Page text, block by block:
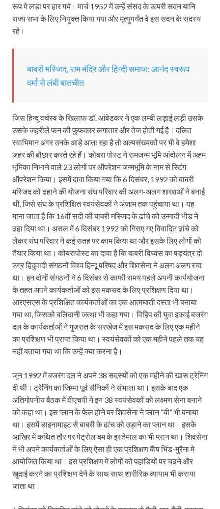
रूप मे लड़ा पर हार गये। मार्च 1952 में उन्हें संसद के ऊपरी सदन यानि
राज्य सभा के लिए नियुक्त किया गया और मृत्युपर्यंत वे इस सदन के सदस्य
रहे।
बाबरी मस्जिद, राम मंदिर और हिन्दी समाज: आनंद स्‍वरूप
वर्मा से लंबी बातचीत
जिस हिन्दू वर्चस्व के खिलाफ डॉ. आंबेडकर ने एक लम्बी लड़ाई लड़ी उसके
उसके जहरीले फन की फुफकार लगातार और तेज होती गई है। दलित
स्वाभिमान अगर उनके आड़े आता रहा है तो अल्पसंख्यकों पर भी वे हमेशा
जहर की बौछार करते रहे हैं। कोबरा पोस्ट ने रामजन्म भूमि आंदोलन में अहम
भूमिका निभाने वाले 23 लोगों पर ऑपरेशन जन्मभूमि के नाम से स्टिंग
ऑपरेशन किया। इसमें दावा किया गया कि 6 दिसंबर, 1992 को बाबरी
मस्जिद को ढहाने की योजना संघ परिवार की अलग-अलग शाखाओं ने बनाई
थी, जिसे संघ के प्रशिक्षित स्वयंसेवकों ने अंजाम तक पहुंचाया था। यह
माना जाता है कि 16वीं सदी की बाबरी मस्जिद के ढांचे को उन्मादी भीड ने
ढहा दिया था। असल में 6 दिसंबर 1992 को गिराए गए विवादित ढांचे को
लेकर संघ परिवार ने कई सतह पर काम किया था और इसके लिए लोगों को
तैयार किया था। कोबरापोस्ट का दावा है कि बाबरी विध्वंस का षड्यंत्र दो
उग्र हिंदुवादी संगठनों विश्व हिन्दू परिषद और शिवसेना ने अलग अलग रचा
था। इन दोनों संगठनों ने 6 दिसंबर से काफी समय पहले अपनी कार्ययोजना
के तहत अपने कार्यकर्ताओं को इस मकसद के लिए प्रशिक्षण दिया था।
आरएसएस के प्रशिक्षित कार्यकर्ताओं का एक आत्मघाती दस्ता भी बनाया
गया था, जिसको बलिदानी जत्था भी कहा गया। विहिप की युवा इकाई बजरंग
दल के कार्यकर्ताओं ने गुजरात के सरखेज में इस मकसद के लिए एक महीने
का प्रशिक्षण भी प्राप्त किया था। स्वयंसेवकों को एक महीने पहले तक यह
नहीं बताया गया था कि उन्हें क्या करना है।
जून 1992 में बजरंग दल ने अपने 38 सदस्यों को एक महीने की खास ट्रेनिंग
दी थी। ट्रेनिंग का जिम्मा पूर्व सैनिकों ने संभाला था। इसके बाद एक
अतिगोपनीय बैठक में वीएचपी ने इन 38 स्वयंसेवकों को लक्ष्मण सेना बनाने
को कहा था। इस प्लान के फेल होने पर शिवसेना ने प्लान “बी” भी बनाया
था। इसमें डाइनामाइट से बाबरी के ढांच को उड़ाने का प्लान था। इसके
आखिर में कथित तौर पर पेट्रोल बम के इस्तेमाल का भी प्लान था। शिवसेना
ने भी अपने कार्यकर्ताओं के लिए ऐसा ही एक प्रशिक्षण कैंप भिंड-मुरैना मे
आयोजित किया था। इस प्रशिक्षण में लोगों को पहाडियों पर चढने और
खुदाई करने का प्रशिक्षण देने के साथ साथ शारीरिक व्यायाम भी कराया
जाता था।